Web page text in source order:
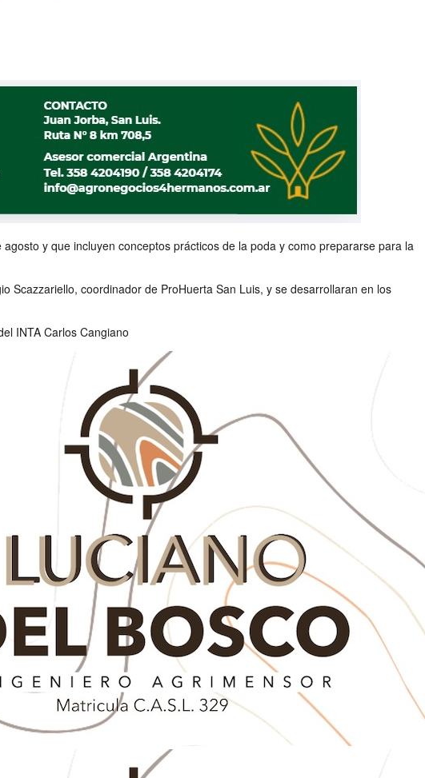
y que incluyen conceptos prácticos de la poda y como prepararse para la
Scazzariello, coordinador de ProHuerta San Luis, y se desarrollaran en los
INTA Carlos Cangiano